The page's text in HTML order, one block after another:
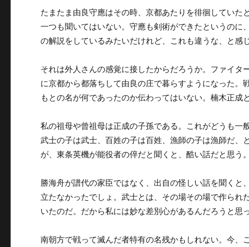
たまたま由良守應はその時、京都あたりを徘徊してい
一つも聞いてはいない。守應も剣術ができたというの
の解説をしているみたいだけれど、これも違うな、と感
それは外人さんの感覚に接したからだろうか。ファイ
に京都から都落ちして由良の庄で暮らすようになった。
もとの名が何であったのか伝わってはいない。楠木正成
私の祖母や曾祖母は正成の子孫である。これがどうも一
武士の子は武士、百姓の子は百姓、漁師の子は漁師だ
が、東条英機が能役者の倅だと聞くと、酷い話だと思う。
勝海舟が譜代の家臣ではなく、出自の怪しい話を聞く
立たなかったでしょ。武士とは、その場その場で作ら
いたのだ。だから私には妙な差別心があるんだろうと思
南朝方で戦って滅んだ者特有の名残かもしれない。今、